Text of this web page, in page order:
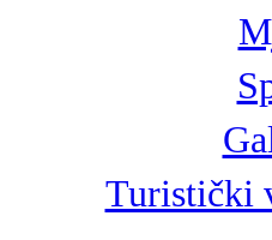
Turistički